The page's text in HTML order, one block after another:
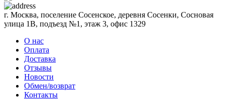
г. Москва, поселение Сосенское, деревня Сосенки, Сосновая
улица 1В, подъезд №1, этаж 3, офис 1329
О нас
Оплата
Доставка
Отзывы
Новости
Обмен/возврат
Контакты